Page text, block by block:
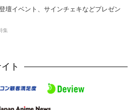
壇イベント、サインチェキなどプレゼン
集
ト